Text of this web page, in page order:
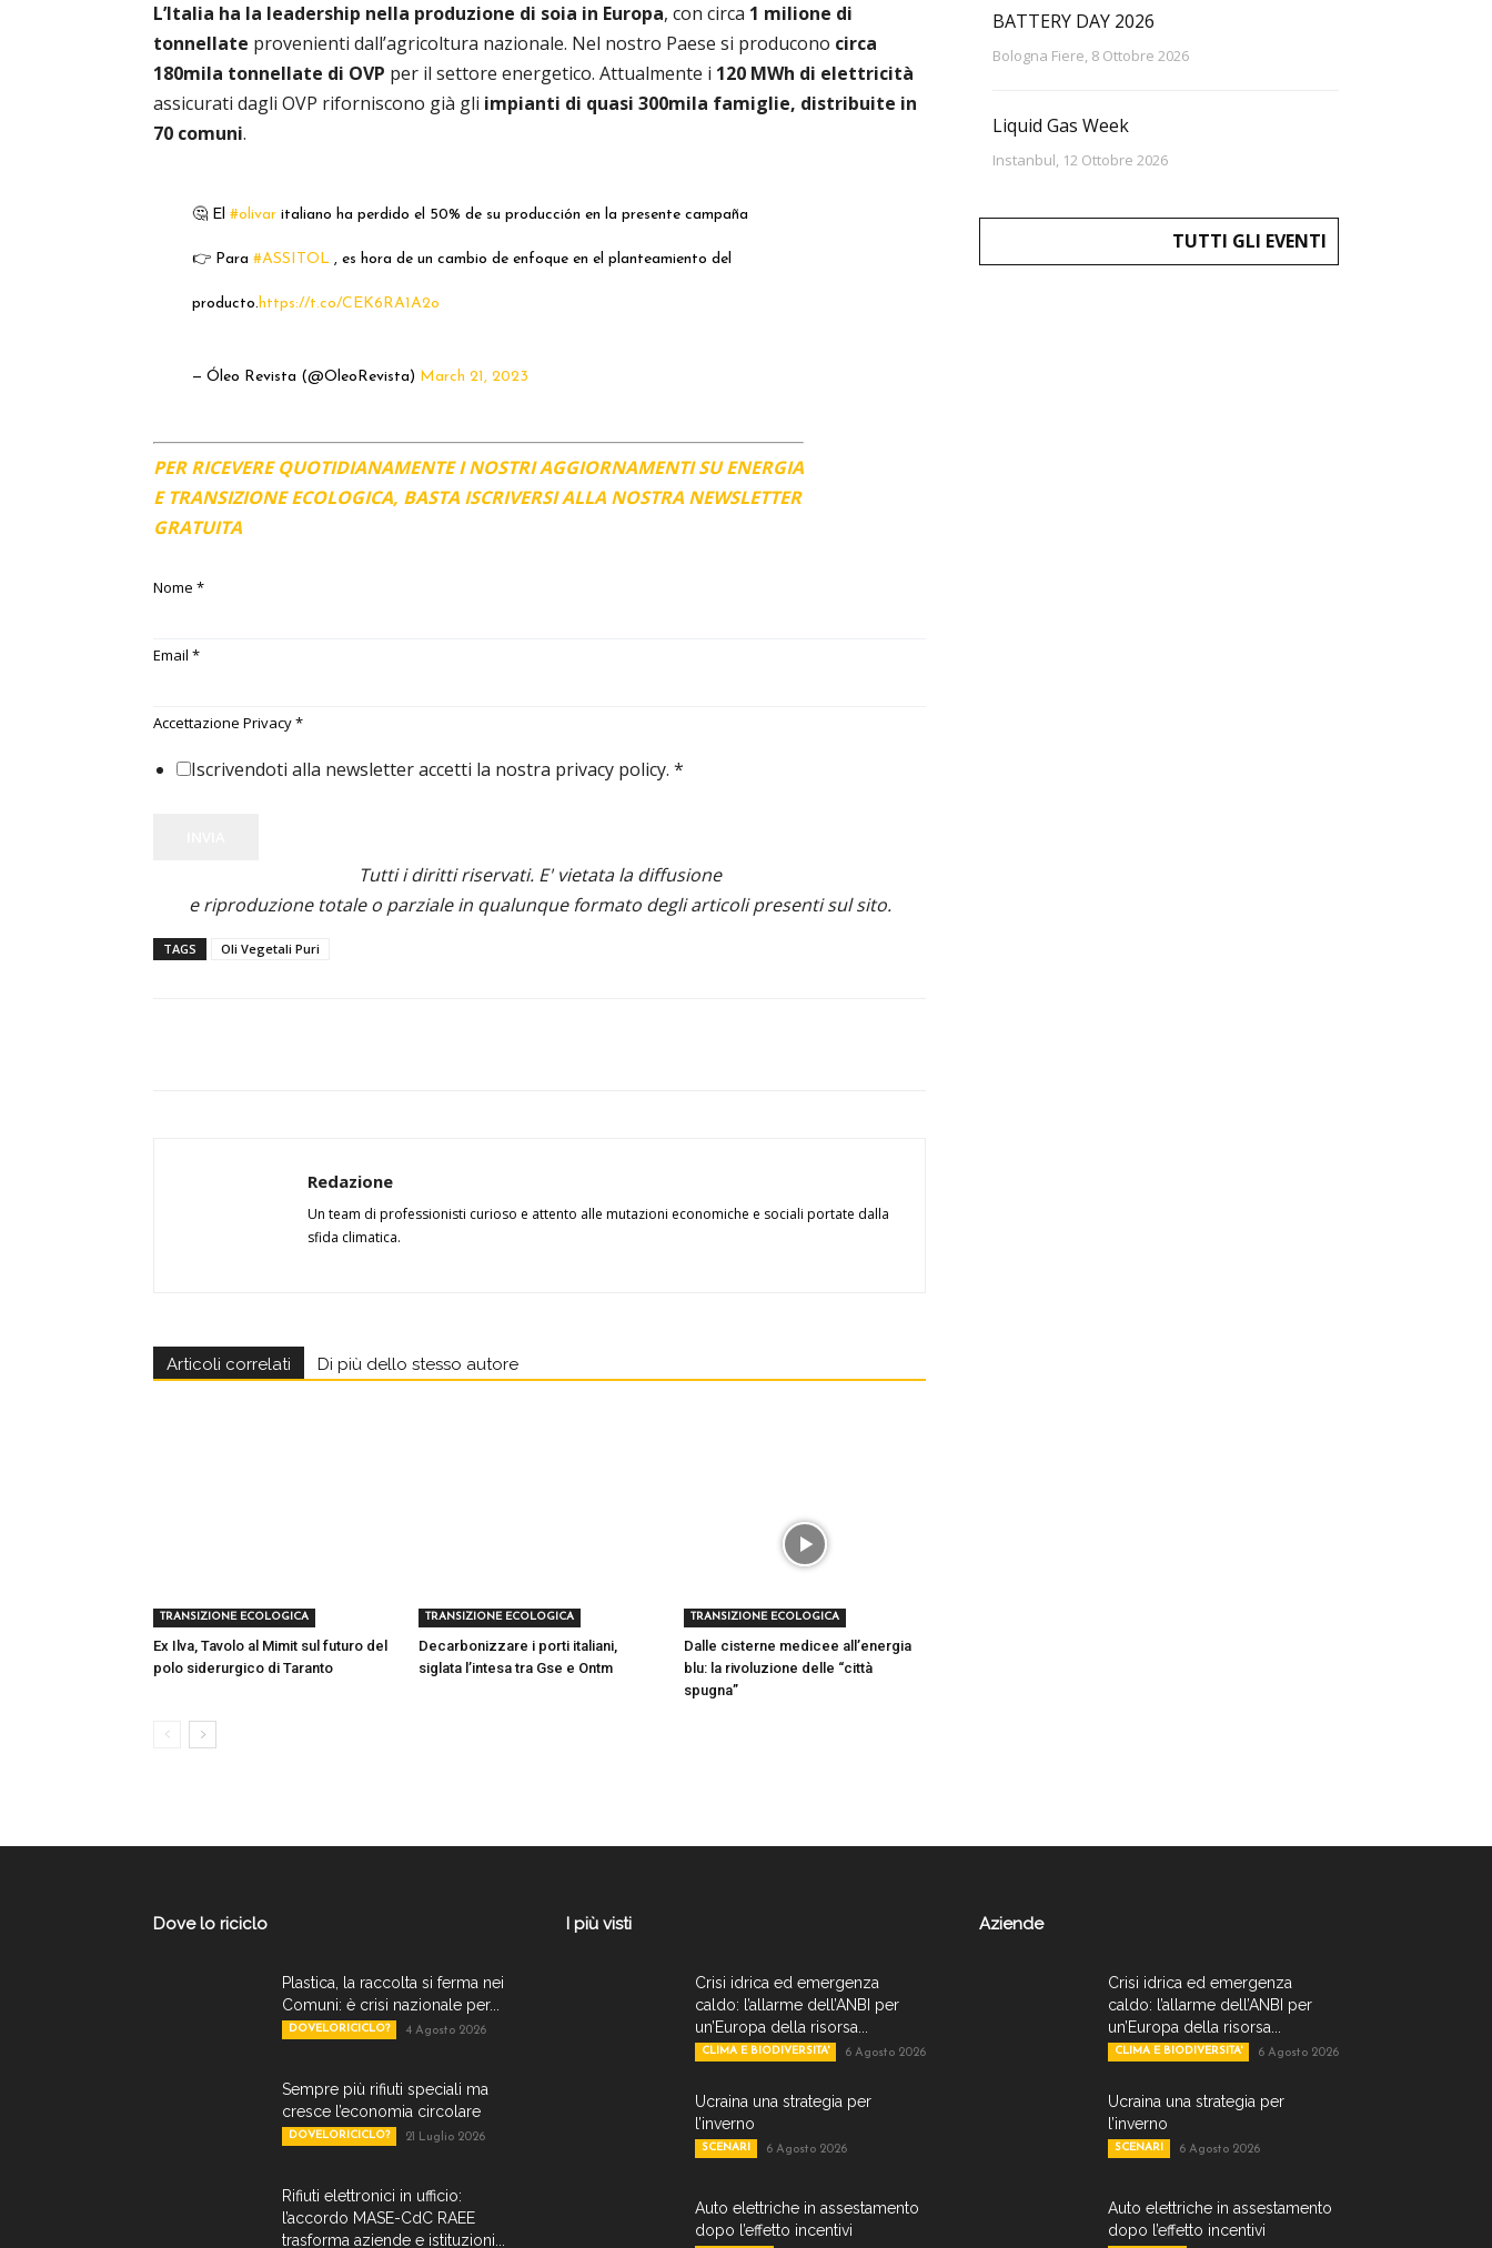
L’Italia ha la leadership nella produzione di soia in Europa, con circa 1 milione di
tonnellate provenienti dall’agricoltura nazionale. Nel nostro Paese si producono circa
180mila tonnellate di OVP per il settore energetico. Attualmente i 120 MWh di elettricità
assicurati dagli OVP riforniscono già gli impianti di quasi 300mila famiglie, distribuite in
70 comuni.
🤔 El #olivaritaliano ha perdido el 50% de su producción en la presente campaña
👉 Para #ASSITOL, es hora de un cambio de enfoque en el planteamiento del
producto.https://t.co/CEK6RA1A2o
— Óleo Revista (@OleoRevista) March 21, 2023
PER RICEVERE QUOTIDIANAMENTE I NOSTRI AGGIORNAMENTI SU ENERGIA
E TRANSIZIONE ECOLOGICA, BASTA ISCRIVERSI ALLA NOSTRA NEWSLETTER
GRATUITA
Nome *
Email *
Accettazione Privacy*
Iscrivendoti alla newsletter accetti la nostra privacy policy. *
Tutti i diritti riservati. E' vietata la diffusione
e riproduzione totale o parziale in qualunque formato degli articoli presenti sul sito.
TAGS Oli Vegetali Puri
Redazione
Un team di professionisti curioso e attento alle mutazioni economiche e sociali portate dalla
sfida climatica.
Articoli correlati Di più dello stesso autore
TRANSIZIONE ECOLOGICA
Ex Ilva, Tavolo al Mimit sul futuro del
polo siderurgico di Taranto
TRANSIZIONE ECOLOGICA
Decarbonizzare i porti italiani,
siglata l’intesa tra Gse e Ontm
TRANSIZIONE ECOLOGICA
Dalle cisterne medicee all’energia
blu: la rivoluzione delle “città
spugna”
BATTERY DAY 2026
Bologna Fiere, 8 Ottobre 2026
Liquid Gas Week
Instanbul, 12 Ottobre 2026
TUTTI GLI EVENTI
Dove lo riciclo
Plastica, la raccolta si ferma nei
Comuni: è crisi nazionale per...
DOVELORICICLO? 4 Agosto 2026
Sempre più rifiuti speciali ma
cresce l’economia circolare
DOVELORICICLO? 21 Luglio 2026
Rifiuti elettronici in ufficio:
l’accordo MASE-CdC RAEE
trasforma aziende e istituzioni...
I più visti
Crisi idrica ed emergenza
caldo: l’allarme dell’ANBI per
un’Europa della risorsa...
CLIMA E BIODIVERSITA' 6 Agosto 2026
Ucraina una strategia per
l’inverno
SCENARI 6 Agosto 2026
Auto elettriche in assestamento
dopo l’effetto incentivi
Aziende
Crisi idrica ed emergenza
caldo: l’allarme dell’ANBI per
un’Europa della risorsa...
CLIMA E BIODIVERSITA' 6 Agosto 2026
Ucraina una strategia per
l’inverno
SCENARI 6 Agosto 2026
Auto elettriche in assestamento
dopo l’effetto incentivi